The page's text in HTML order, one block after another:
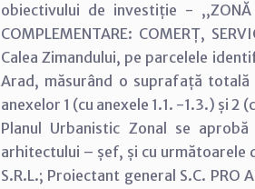
obiectivului de investiție - ,,ZONĂ
COMPLEMENTARE: COMERȚ,
Calea Zimandului, pe parcelele
Arad, măsurând o suprafață
anexelor 1 (cu anexele 1.1. -1.3.) și
Planul Urbanistic Zonal se
arhitectului – șef, și cu următoarele
S.R.L.; Proiectant general S.C. PRO